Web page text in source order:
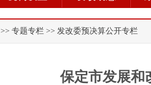
>> 专题专栏 >> 发改委预决算公开专栏
保定市发展和